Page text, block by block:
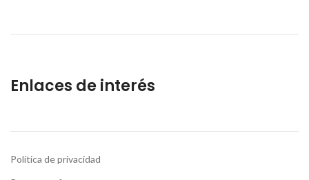
Enlaces de interés
Política de privacidad